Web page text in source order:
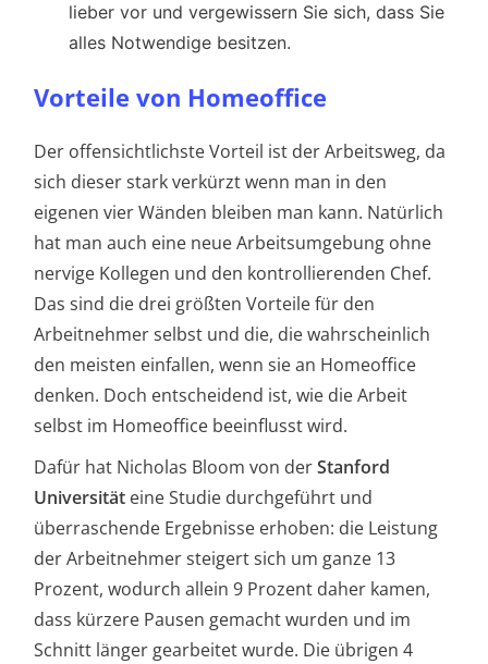
lieber vor und vergewissern Sie sich, dass Sie
alles Notwendige besitzen.
Vorteile von Homeoffice
Der offensichtlichste Vorteil ist der Arbeitsweg, da
sich dieser stark verkürzt wenn man in den
eigenen vier Wänden bleiben man kann. Natürlich
hat man auch eine neue Arbeitsumgebung ohne
nervige Kollegen und den kontrollierenden Chef.
Das sind die drei größten Vorteile für den
Arbeitnehmer selbst und die, die wahrscheinlich
den meisten einfallen, wenn sie an Homeoffice
denken. Doch entscheidend ist, wie die Arbeit
selbst im Homeoffice beeinflusst wird.
Dafür hat Nicholas Bloom von derStanford
Universität eine Studie durchgeführt und
überraschende Ergebnisse erhoben: die Leistung
der Arbeitnehmer steigert sich um ganze 13
Prozent, wodurch allein 9 Prozent daher kamen,
dass kürzere Pausen gemacht wurden und im
Schnitt länger gearbeitet wurde. Die übrigen 4